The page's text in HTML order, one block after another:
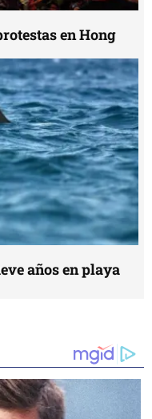
en Hong
años en playa